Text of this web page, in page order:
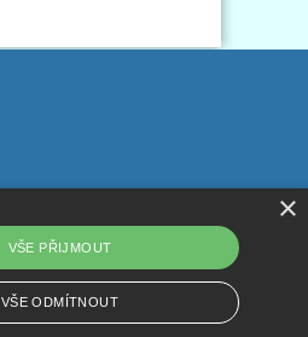
×
VŠE PŘIJMOUT
VŠE ODMÍTNOUT